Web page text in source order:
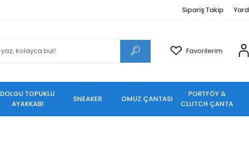
Sipariş Takip
Favorilerim
DOLGU TOPUKLU
AYAKKABI
SNEAKER OMUZ ÇANTASI
PORTFÖY &
CLUTCH ÇANTA